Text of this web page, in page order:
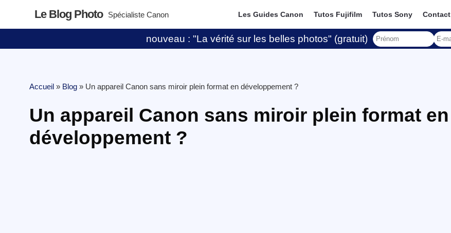
Le Blog Photo Spécialiste Canon Les Guides Canon Tutos Fujifilm Tutos Sony Contact
nouveau : "La vérité sur les belles photos" (gratuit)
Accueil » Blog » Un appareil Canon sans miroir plein format en développement ?
Un appareil Canon sans miroir plein format en
développement ?